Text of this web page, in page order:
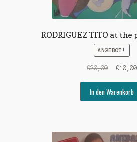
RODRIGUEZ TITO at
ANGEBOT!
€20,00
war:
€20,00
€10,00
In den Warenkorb